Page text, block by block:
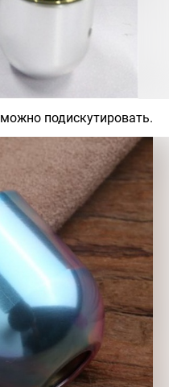
подискутировать.